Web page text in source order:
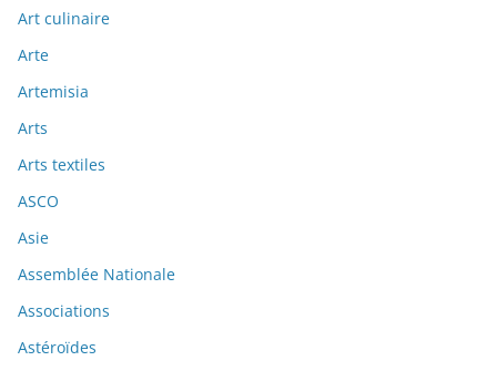
Art culinaire
Arte
Artemisia
Arts
Arts textiles
ASCO
Asie
Assemblée Nationale
Associations
Astéroïdes